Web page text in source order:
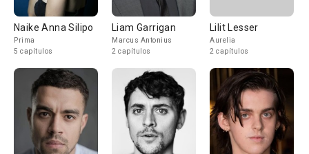
Naike Anna Silipo
Prima
5 capítulos
Liam Garrigan
Marcus Antonius
2 capítulos
Lilit Lesser
Aurelia
2 capítulos